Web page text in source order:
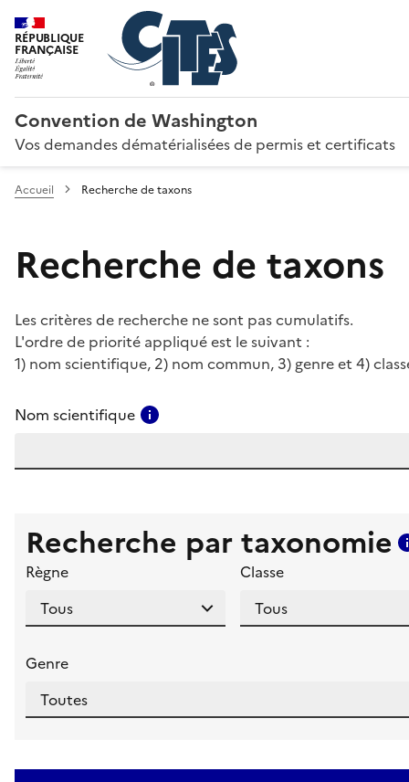
RÉPUBLIQUE
FRANÇAISE
Convention de Washington
Vos demandes dématérialisées de permis et certificats
Accueil Recherche de taxons
Recherche de taxons
Les critères de recherche ne sont pas cumulatifs.
L'ordre de priorité appliqué est le suivant :
1) nom scientifique, 2) nom commun, 3) genre et 4)
Nom scientifique
Recherche par taxonomie
Règne Classe
Genre